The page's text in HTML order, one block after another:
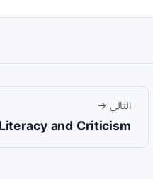
التالي→
and Criticism